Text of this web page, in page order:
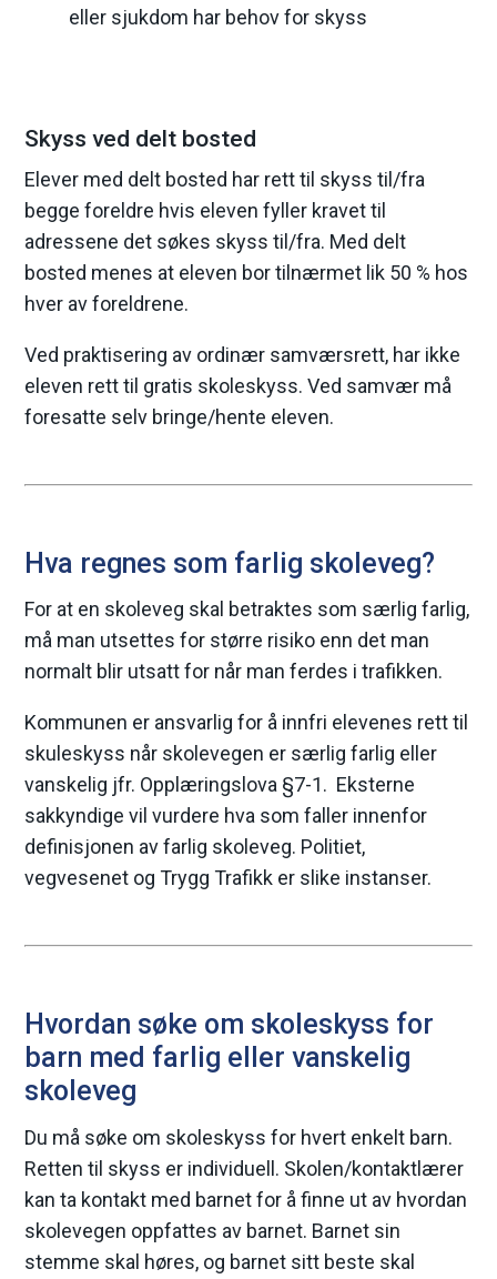
eller sjukdom har behov for skyss
Skyss ved delt bosted
Elever med delt bosted har rett til skyss til/fra
begge foreldre hvis eleven fyller kravet til
adressene det søkes skyss til/fra. Med delt
bosted menes at eleven bor tilnærmet lik 50 % hos
hver av foreldrene.
Ved praktisering av ordinær samværsrett, har ikke
eleven rett til gratis skoleskyss. Ved samvær må
foresatte selv bringe/hente eleven.
Hva regnes som farlig skoleveg?
For at en skoleveg skal betraktes som særlig farlig,
må man utsettes for større risiko enn det man
normalt blir utsatt for når man ferdes i trafikken.
Kommunen er ansvarlig for å innfri elevenes rett til
skuleskyss når skolevegen er særlig farlig eller
vanskelig jfr. Opplæringslova §7-1. Eksterne
sakkyndige vil vurdere hva som faller innenfor
definisjonen av farlig skoleveg. Politiet,
vegvesenet og Trygg Trafikk er slike instanser.
Hvordan søke om skoleskyss for
barn med farlig eller vanskelig
skoleveg
Du må søke om skoleskyss for hvert enkelt barn.
Retten til skyss er individuell. Skolen/kontaktlærer
kan ta kontakt med barnet for å finne ut av hvordan
skolevegen oppfattes av barnet. Barnet sin
stemme skal høres, og barnet sitt beste skal